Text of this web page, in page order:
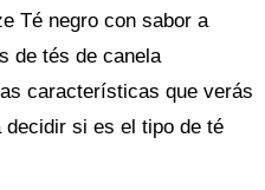
Té negro con sabor a
de tés de canela
características que verás
decidir si es el tipo de té